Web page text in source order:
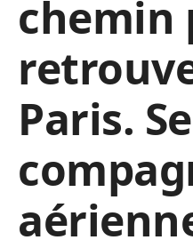
chemin
Paris.